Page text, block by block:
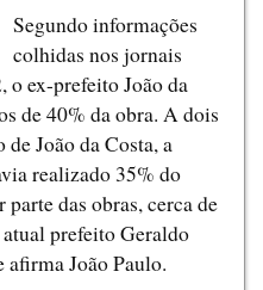
Segundo informações
colhidas nos jornais
o ex-prefeito João da
de 40% da obra. A dois
João da Costa, a
realizado 35% do
das obras, cerca de
prefeito Geraldo
João Paulo.